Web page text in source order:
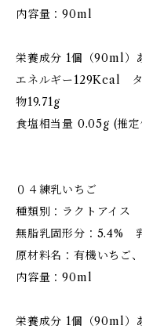
内容量：90ml
栄養成分 1個（90ml）
エネルギー129Kcal
物19.71g
食塩相当量 0.05g (推
０４練乳いちご
種類別：ラクトアイス
無脂乳固形分：5.4%
原材料名：有機いちご
内容量：90ml
栄養成分 1個（90ml）